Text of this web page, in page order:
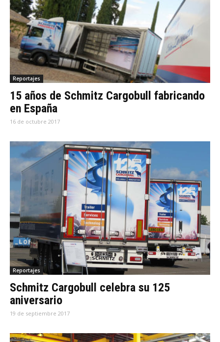
Reportajes
15 años de Schmitz Cargobull fabricando
en España
16 de octubre 2017
Reportajes
Schmitz Cargobull celebra su 125
aniversario
19 de septiembre 2017